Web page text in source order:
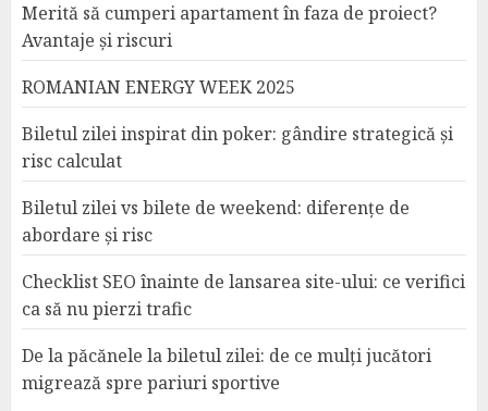
Merită să cumperi apartament în faza de proiect?
Avantaje și riscuri
ROMANIAN ENERGY WEEK 2025
Biletul zilei inspirat din poker: gândire strategică și
risc calculat
Biletul zilei vs bilete de weekend: diferențe de
abordare și risc
Checklist SEO înainte de lansarea site-ului: ce verifici
ca să nu pierzi trafic
De la păcănele la biletul zilei: de ce mulți jucători
migrează spre pariuri sportive